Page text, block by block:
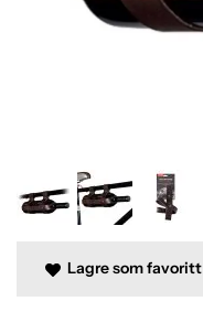
Lagre som favoritt